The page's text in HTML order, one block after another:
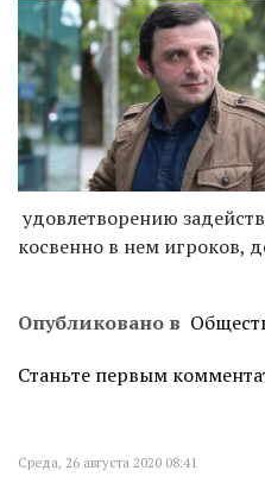
удовлетворению
косвенно в нем игроков,
Опубликовано в
Станьте первым
Среда, 26 августа 2020 08:41